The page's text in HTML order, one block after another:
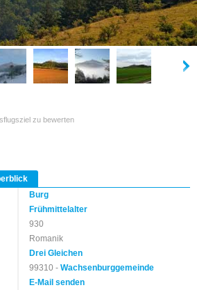
zu bewerten
Burg
Frühmittelalter
930
Romanik
Drei Gleichen
99310 -Wachsenburggemeinde
E-Mail senden